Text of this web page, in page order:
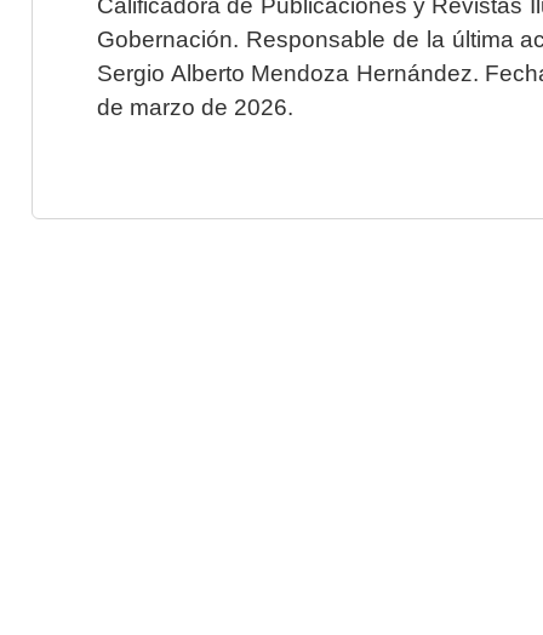
Gobernación. Responsable de la última
Sergio Alberto Mendoza Hernández.
de marzo de 2026.